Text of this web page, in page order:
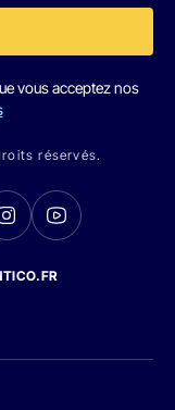
vous acceptez nos
réservés.